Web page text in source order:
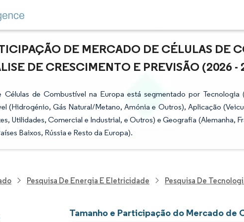
DE MERCADO DE CÉLULAS DE
DE CRESCIMENTO E PREVISÃO (2026 -
de Combustível na Europa está segmentado por Tecnologia
(Hidrogénio, Gás Natural/Metano, Amónia e Outros), Aplicação
Utilidades, Comercial e Industrial, e Outros) e Geografia (Alemanha,
Baixos, Rússia e Resto da Europa).
Pesquisa De Energia E Eletricidade Pesquisa De
Tamanho e Participação do Mercado de